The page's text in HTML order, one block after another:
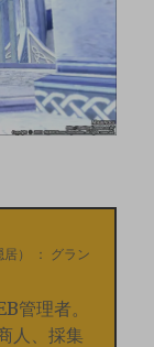
） ： グラン
管理者。
人、採集